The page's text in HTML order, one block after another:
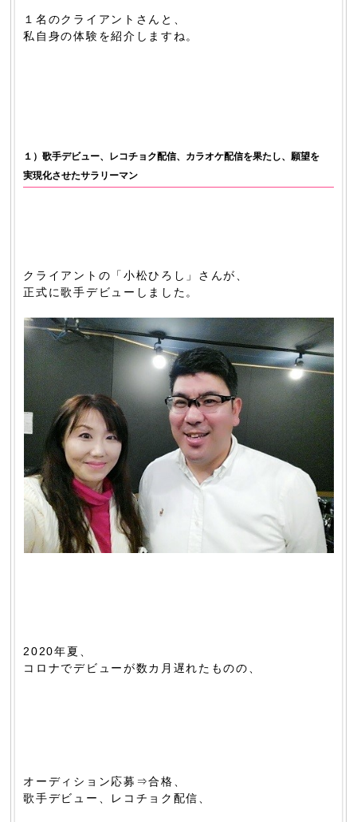
１名のクライアントさんと、
私自身の体験を紹介しますね。
１）歌手デビュー、レコチョク配信、カラオケ配信を果たし、願望を
実現化させたサラリーマン
クライアントの「小松ひろし」さんが、
正式に歌手デビューしました。
2020年夏、
コロナでデビューが数カ月遅れたものの、
オーディション応募⇒合格、
歌手デビュー、レコチョク配信、